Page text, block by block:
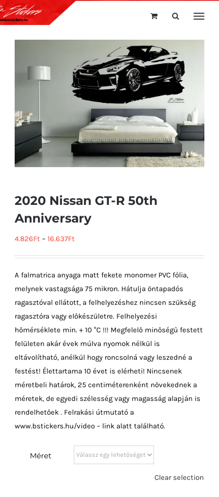
Kihagyás
2020 Nissan GT-R 50th
Anniversary
4.826Ft – 16.637Ft
A falmatrica anyaga matt fekete monomer PVC fólia,
melynek vastagsága 75 mikron. Hátulja öntapadós
ragasztóval ellátott, a felhelyezéshez nincsen szükség
ragasztóra vagy előkészületre. Felhelyezési
hőmérséklete min. + 10 °C !!! Megfelelő minőségű festett
felületen akár évek múlva nyomok nélkül is
eltávolítható, anélkül hogy roncsolná vagy leszedné a
festést! Élettartama 10 évet is elérheti! Nincsenek
méretbeli határok, 25 centiméterenként növekednek a
méretek, de egyedi szélesség vagy magasság alapján is
rendelhetőek . Felrakási útmutató a
www.bstickers.hu/video – link alatt található.
Méret
Clear selection